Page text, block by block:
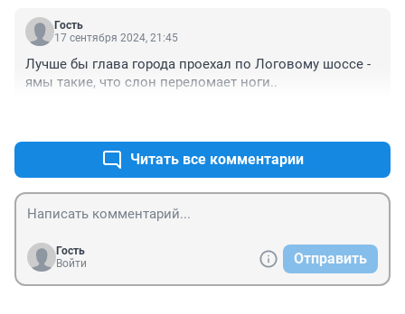
Гость
17 сентября 2024, 21:45
Лучше бы глава города проехал по Логовому шоссе -
ямы такие, что слон переломает ноги..
Читать все комментарии
Гость
Войти
Отправить